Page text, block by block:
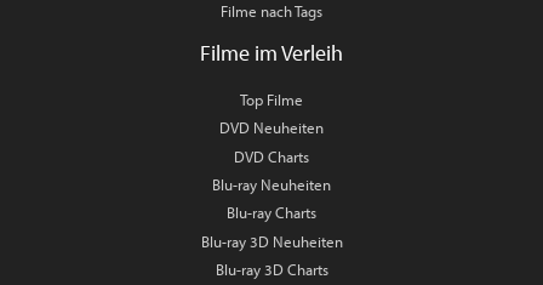
Filme nach Tags
Filme im Verleih
Top Filme
DVD Neuheiten
DVD Charts
Blu-ray Neuheiten
Blu-ray Charts
Blu-ray 3D Neuheiten
Blu-ray 3D Charts